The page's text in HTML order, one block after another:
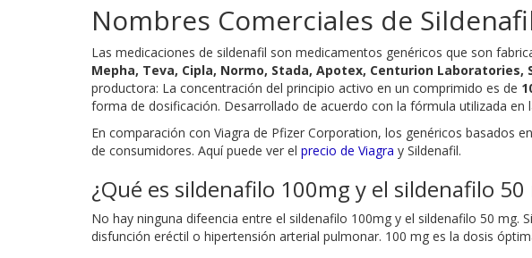
Nombres Comerciales de
Las medicaciones de sildenafil son medicamentos genéricos que son
Mepha, Teva, Cipla, Normo, Stada, Apotex, Centurion Laboratories,
productora: La concentración del principio activo en un comprimido es de
forma de dosificación. Desarrollado de acuerdo con la fórmula utilizada
En comparación con Viagra de Pfizer Corporation, los genéricos basados
de consumidores. Aquí puede ver el precio de Viagra y Sildenafil.
¿Qué es sildenafilo 100mg y el sildenafilo 50
No hay ninguna difeencia entre el sildenafilo 100mg y el sildenafilo 50
disfunción eréctil o hipertensión arterial pulmonar. 100 mg es la dosis